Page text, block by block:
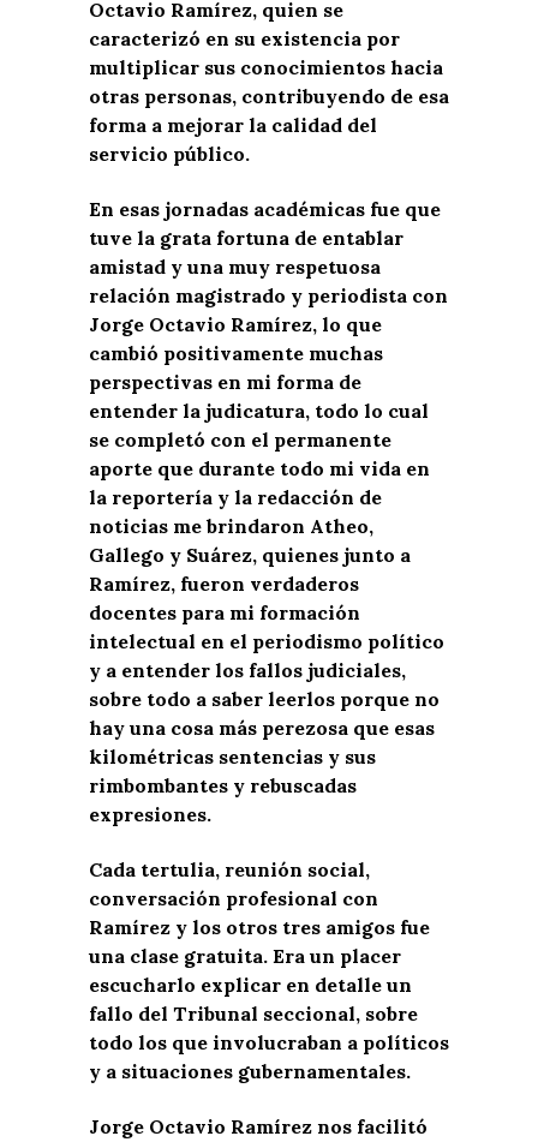
Octavio Ramírez, quien se
caracterizó en su existencia por
multiplicar sus conocimientos hacia
otras personas, contribuyendo de esa
forma a mejorar la calidad del
servicio público.
En esas jornadas académicas fue que
tuve la grata fortuna de entablar
amistad y una muy respetuosa
relación magistrado y periodista con
Jorge Octavio Ramírez, lo que
cambió positivamente muchas
perspectivas en mi forma de
entender la judicatura, todo lo cual
se completó con el permanente
aporte que durante todo mi vida en
la reportería y la redacción de
noticias me brindaron Atheo,
Gallego y Suárez, quienes junto a
Ramírez, fueron verdaderos
docentes para mi formación
intelectual en el periodismo político
y a entender los fallos judiciales,
sobre todo a saber leerlos porque no
hay una cosa más perezosa que esas
kilométricas sentencias y sus
rimbombantes y rebuscadas
expresiones.
Cada tertulia, reunión social,
conversación profesional con
Ramírez y los otros tres amigos fue
una clase gratuita. Era un placer
escucharlo explicar en detalle un
fallo del Tribunal seccional, sobre
todo los que involucraban a políticos
y a situaciones gubernamentales.
Jorge Octavio Ramírez nos facilitó